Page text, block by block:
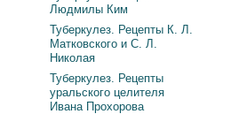
Людмилы Ким
Туберкулез. Рецепты К. Л.
Матковского и С. Л.
Николая
Туберкулез. Рецепты
уральского целителя
Ивана Прохорова